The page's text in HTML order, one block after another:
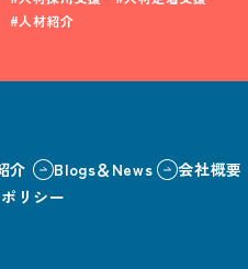
#人材紹介
介 Blogs＆News
会社概要
リシー